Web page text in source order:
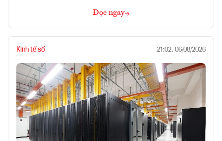
Đọc ngay
Kinh tế số 21:02, 06/08/2026